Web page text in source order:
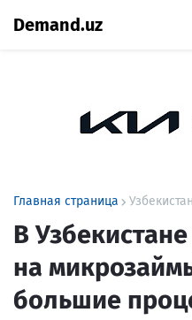
Demand.uz
Главная страница Узбекистан
В
на
большие